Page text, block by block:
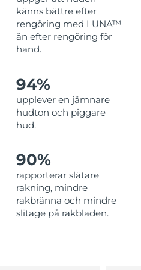
känns bättre efter
rengöring med LUNA™
än efter rengöring för
hand.
94%
upplever en jämnare
hudton och piggare
hud.
90%
rapporterar slätare
rakning, mindre
rakbränna och mindre
slitage på rakbladen.
Förväntad leverans8/13/26
Förväntad leverans8/11/26
Förväntad leverans8/12/26
Förväntad leverans
Förväntad leverans
Förväntad leverans
Förväntad leverans8/18/26